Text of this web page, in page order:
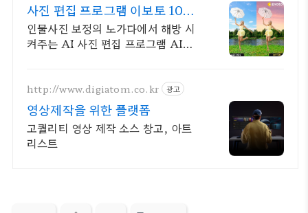
사진 편집 프로그램 이보토 10배
빨라진 편집 속도
인물사진 보정의 노가다에서 해방 시
켜주는 AI 사진 편집 프로그램 AI이
http://www.digiatom.co.kr 광고
영상제작을 위한 플랫폼
고퀄리티 영상 제작 소스 창고, 아트
리스트